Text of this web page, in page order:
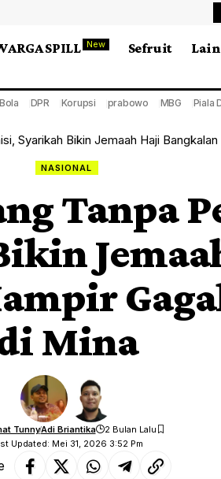
SPILL New Sefruit
DPR Korupsi prabowo MBG Piala
Syarikah Bikin Jemaah Haji
NASIONAL
Tanpa
Mina
Updated: Mei 31, 2026 3:52 Pm
TunnyAdi Briantika 2 Bulan Lalu